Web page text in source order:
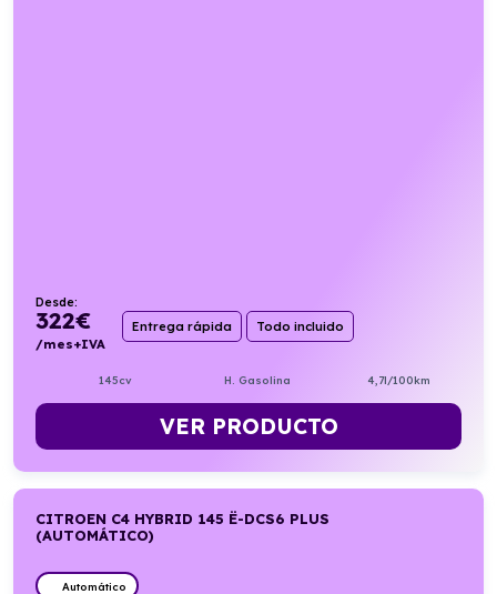
Desde:
322€
/mes+IVA
Entrega rápida Todo incluido
145cv H. Gasolina 4,7l/100km
VER PRODUCTO
CITROEN C4 HYBRID 145 Ë-DCS6 PLUS
(AUTOMÁTICO)
Automático